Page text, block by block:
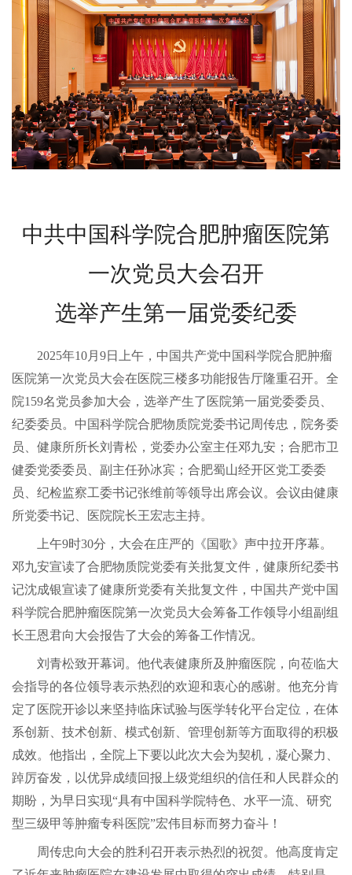
中共中国科学院合肥肿瘤医院第
一次党员大会召开
选举产生第一届党委纪委
2025年10月9日上午，中国共产党中国科学院合肥肿瘤
医院第一次党员大会在医院三楼多功能报告厅隆重召开。全
院159名党员参加大会，选举产生了医院第一届党委委员、
纪委委员。中国科学院合肥物质院党委书记周传忠，院务委
员、健康所所长刘青松，党委办公室主任邓九安；合肥市卫
健委党委委员、副主任孙冰宾；合肥蜀山经开区党工委委
员、纪检监察工委书记张维前等领导出席会议。会议由健康
所党委书记、医院院长王宏志主持。
上午9时30分，大会在庄严的《国歌》声中拉开序幕。
邓九安宣读了合肥物质院党委有关批复文件，健康所纪委书
记沈成银宣读了健康所党委有关批复文件，中国共产党中国
科学院合肥肿瘤医院第一次党员大会筹备工作领导小组副组
长王恩君向大会报告了大会的筹备工作情况。
刘青松致开幕词。他代表健康所及肿瘤医院，向莅临大
会指导的各位领导表示热烈的欢迎和衷心的感谢。他充分肯
定了医院开诊以来坚持临床试验与医学转化平台定位，在体
系创新、技术创新、模式创新、管理创新等方面取得的积极
成效。他指出，全院上下要以此次大会为契机，凝心聚力、
踔厉奋发，以优异成绩回报上级党组织的信任和人民群众的
期盼，为早日实现“具有中国科学院特色、水平一流、研究
型三级甲等肿瘤专科医院”宏伟目标而努力奋斗！
周传忠向大会的胜利召开表示热烈的祝贺。他高度肯定